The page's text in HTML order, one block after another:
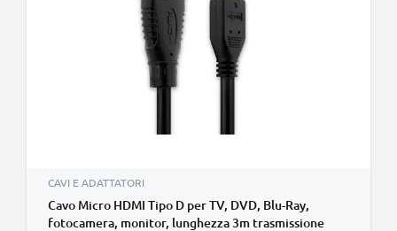
CAVI E ADATTATORI
Cavo Micro HDMI Tipo D per TV, DVD, Blu-Ray,
fotocamera, monitor, lunghezza 3m trasmissione